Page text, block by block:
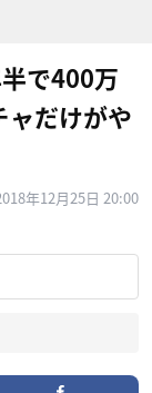
で400万
ャだけがや
年12月25日 20:00